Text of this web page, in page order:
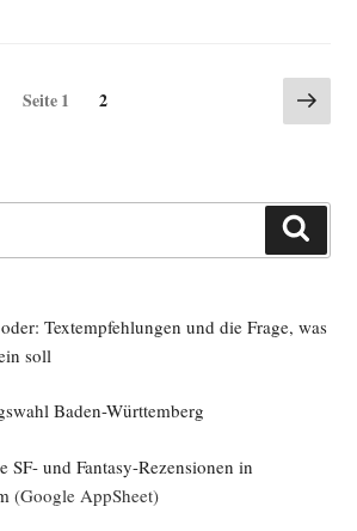
Seite1 Seite
2
Seite
Textempfehlungen und die Frage, was
soll
Baden-Württemberg
SF- und Fantasy-Rezensionen in
(Google AppSheet)